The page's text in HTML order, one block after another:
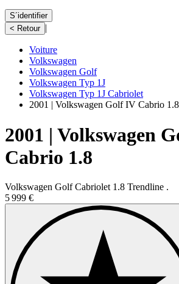
S´identifier
< Retour |
Voiture
Volkswagen
Volkswagen Golf
Volkswagen Typ 1J
Volkswagen Typ 1J Cabriolet
2001 | Volkswagen Golf IV Cabrio 1.8
2001 | Volkswagen
Cabrio 1.8
Volkswagen Golf Cabriolet 1.8 Trendline .
5 999 €